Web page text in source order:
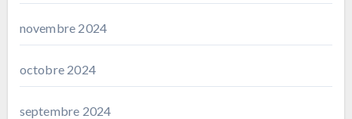
novembre 2024
octobre 2024
septembre 2024